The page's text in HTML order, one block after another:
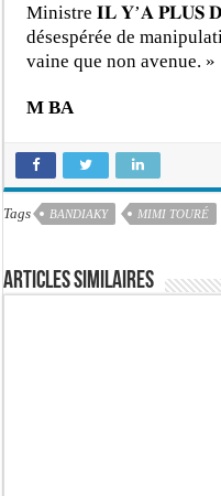
Ministre 𝐈𝐋 𝐘’𝐀 𝐏𝐋𝐔𝐒
désespérée de
vaine que non avenue. »
M BA
Tags BANDIAKY MIMI TOURÉ
Articles similaires